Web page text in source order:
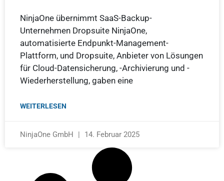
NinjaOne übernimmt SaaS-Backup-
Unternehmen Dropsuite NinjaOne,
automatisierte Endpunkt-Management-
Plattform, und Dropsuite, Anbieter von Lösungen
für Cloud-Datensicherung, -Archivierung und -
Wiederherstellung, gaben eine
WEITERLESEN
NinjaOne GmbH 14. Februar 2025